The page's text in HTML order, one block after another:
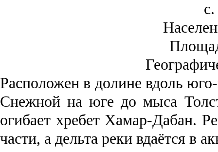
Рас­положен в долине вдоль
Снежной на юге до мыса
огибает хребет Хамар-Дабан.
части, а дельта реки вда­ётся в